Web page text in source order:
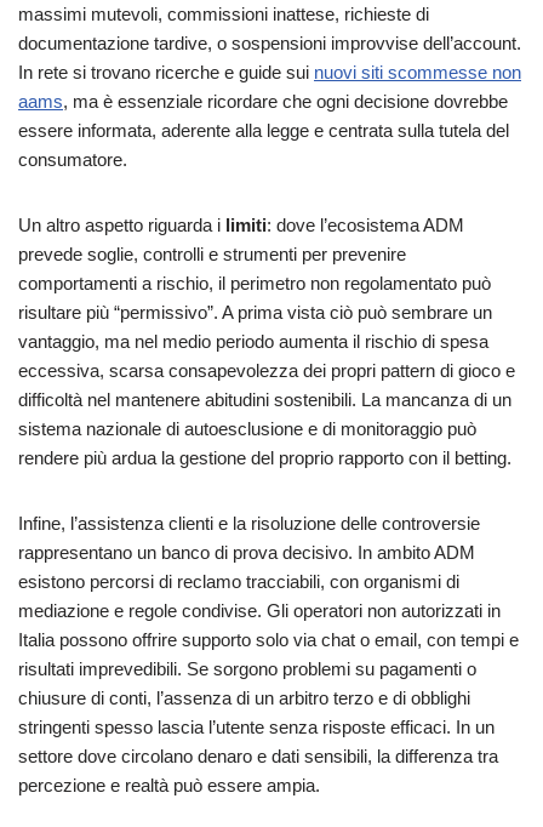
massimi mutevoli, commissioni inattese, richieste di
documentazione tardive, o sospensioni improvvise dell’account.
In rete si trovano ricerche e guide sui nuovi siti scommesse non
aams, ma è essenziale ricordare che ogni decisione dovrebbe
essere informata, aderente alla legge e centrata sulla tutela del
consumatore.
Un altro aspetto riguarda i limiti: dove l’ecosistema ADM
prevede soglie, controlli e strumenti per prevenire
comportamenti a rischio, il perimetro non regolamentato può
risultare più “permissivo”. A prima vista ciò può sembrare un
vantaggio, ma nel medio periodo aumenta il rischio di spesa
eccessiva, scarsa consapevolezza dei propri pattern di gioco e
difficoltà nel mantenere abitudini sostenibili. La mancanza di un
sistema nazionale di autoesclusione e di monitoraggio può
rendere più ardua la gestione del proprio rapporto con il betting.
Infine, l’assistenza clienti e la risoluzione delle controversie
rappresentano un banco di prova decisivo. In ambito ADM
esistono percorsi di reclamo tracciabili, con organismi di
mediazione e regole condivise. Gli operatori non autorizzati in
Italia possono offrire supporto solo via chat o email, con tempi e
risultati imprevedibili. Se sorgono problemi su pagamenti o
chiusure di conti, l’assenza di un arbitro terzo e di obblighi
stringenti spesso lascia l’utente senza risposte efficaci. In un
settore dove circolano denaro e dati sensibili, la differenza tra
percezione e realtà può essere ampia.